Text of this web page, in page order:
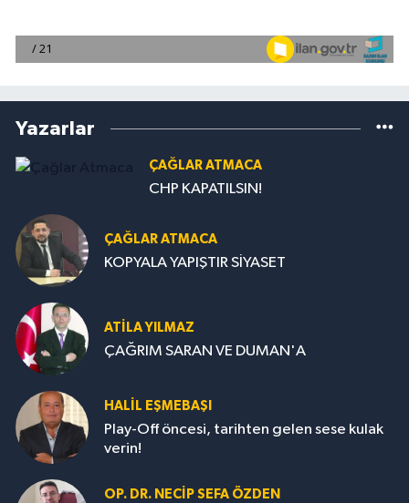
Yazarlar
ÇAĞLAR ATMACA
CHP KAPATILSIN!
ÇAĞLAR ATMACA
KOPYALA YAPIŞTIR SİYASET
ATILA YILMAZ
ÇAĞRIM SARAN VE DUMAN'A
HALIL EŞMEBAŞI
Play-Off öncesi, tarihten gelen sese kulak
verin!
OP. DR. NECIP SEFA ÖZDEN